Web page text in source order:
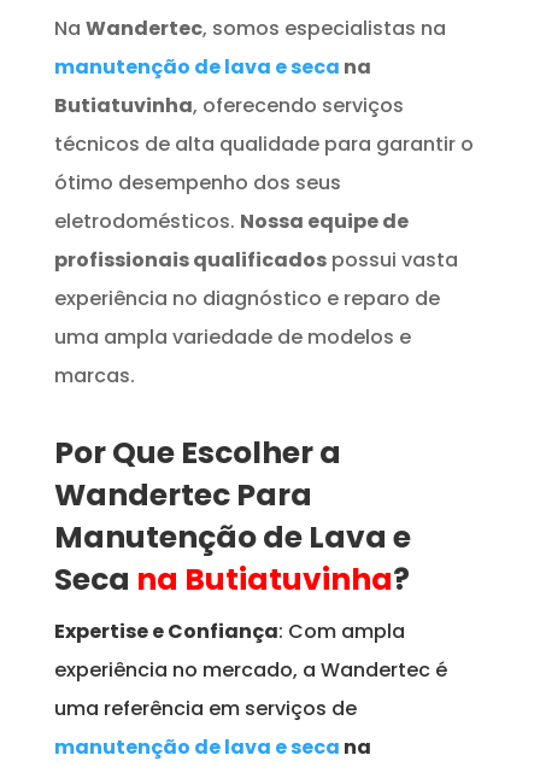
Na Wandertec, somos especialistas na
manutenção de lava e seca na
Butiatuvinha, oferecendo serviços
técnicos de alta qualidade para garantir o
ótimo desempenho dos seus
eletrodomésticos. Nossa equipe de
profissionais qualificadospossui vasta
experiência no diagnóstico e reparo de
uma ampla variedade de modelos e
marcas.
Por Que Escolher a
Wandertec Para
Manutenção de Lava e
Seca na Butiatuvinha?
Expertise e Confiança: Com ampla
experiência no mercado, a Wandertec é
uma referência em serviços de
manutenção de lava e seca na